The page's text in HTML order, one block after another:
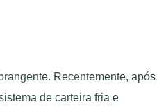
Recentemente, após
de carteira fria e